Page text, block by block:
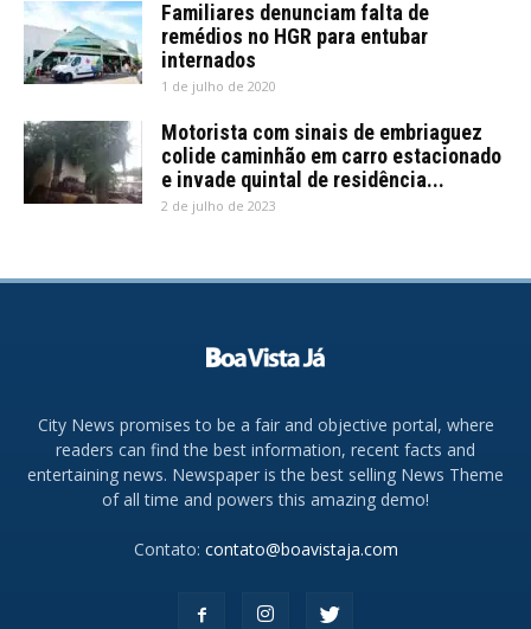
Familiares denunciam falta de
remédios no HGR para entubar
internados
1 de julho de 2020
Motorista com sinais de embriaguez
colide caminhão em carro estacionado
e invade quintal de residência...
2 de julho de 2023
City News promises to be a fair and objective portal, where
readers can find the best information, recent facts and
entertaining news. Newspaper is the best selling News Theme
of all time and powers this amazing demo!
Contato: contato@boavistaja.com